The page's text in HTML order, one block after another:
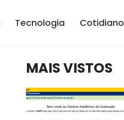
Tecnologia Cotidiano
MAIS VISTOS